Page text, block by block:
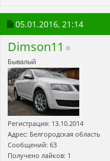
05.01.2016, 21:14
Dimson11
Бывалый
Регистрация: 13.10.2014
Адрес: Белгородская область
Сообщений: 63
Получено лайков: 1